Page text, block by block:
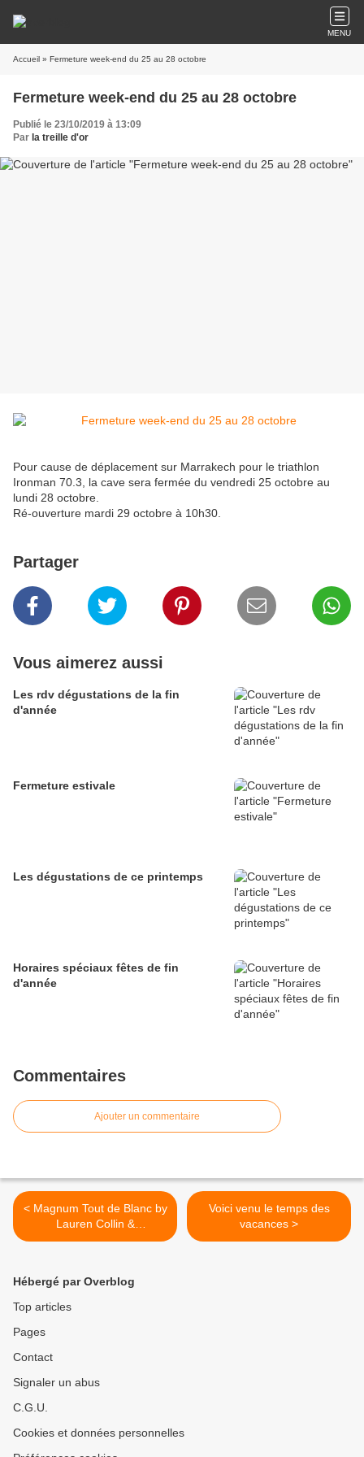
MENU
Accueil » Fermeture week-end du 25 au 28 octobre
Fermeture week-end du 25 au 28 octobre
Publié le 23/10/2019 à 13:09
Par la treille d'or
Pour cause de déplacement sur Marrakech pour le triathlon
Ironman 70.3, la cave sera fermée du vendredi 25 octobre au
lundi 28 octobre.
Ré-ouverture mardi 29 octobre à 10h30.
Partager
Vous aimerez aussi
Les rdv dégustations de la fin
d'année
Fermeture estivale
Les dégustations de ce printemps
Horaires spéciaux fêtes de fin
d'année
Commentaires
Ajouter un commentaire
< Magnum Tout de Blanc by
Lauren Collin &
Champagne Joseph Perrier
Voici venu le temps des
vacances >
Hébergé par Overblog
Top articles
Pages
Contact
Signaler un abus
C.G.U.
Cookies et données personnelles